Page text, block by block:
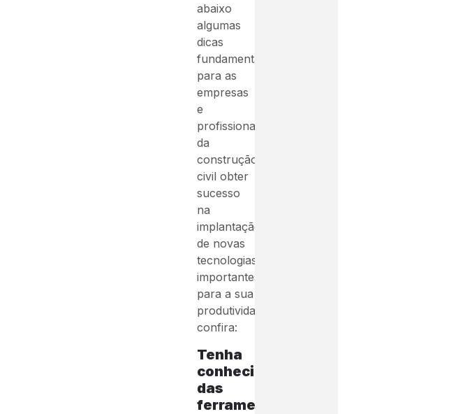
abaixo
algumas
dicas
fundamentais
para as
empresas
e
profissionais
da
construção
civil obter
sucesso
na
implantação
de novas
tecnologias
importantes
para a sua
produtividade,
confira:
Tenha
conhecimentos
das
ferramentas: